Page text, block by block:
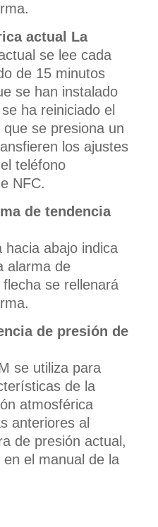
actual La
se lee cada
de 15 minutos
se han instalado
ha reiniciado el
se presiona un
los ajustes
teléfono
NFC.
de tendencia
hacia abajo indica
alarma de
se rellenará
de presión de
se utiliza para
de la
atmosférica
anteriores al
de presión actual,
el manual de la